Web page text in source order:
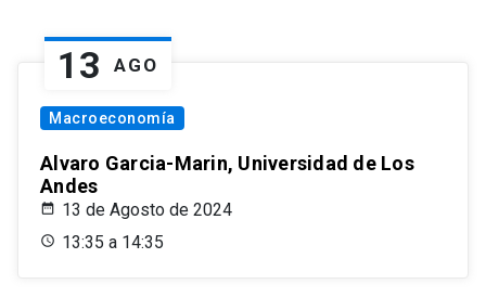
13 AGO
Macroeconomía
Alvaro Garcia-Marin, Universidad de Los
Andes
13 de Agosto de 2024
13:35 a 14:35